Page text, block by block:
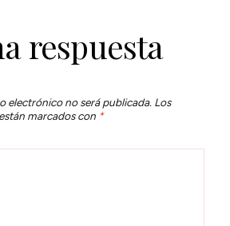
respuesta
electrónico no será publicada. Los
marcados con *